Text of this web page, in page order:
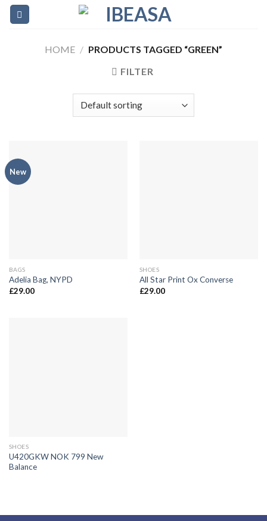
Skip
HOME / PRODUCTS TAGGED “GREEN”
FILTER
New
BAGS
Adelia Bag, NYPD
£29.00
SHOES
All Star Print Ox Converse
£29.00
SHOES
U420GKW NOK 799 New
Balance